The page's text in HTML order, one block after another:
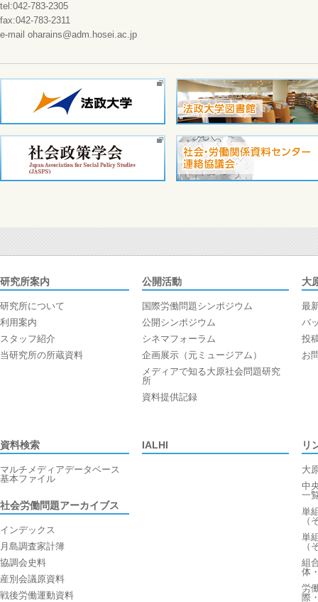
tel:042-783-2305
fax:042-783-2311
e-mail oharains@adm.hosei.ac.jp
研究所案内
研究所について
利用案内
スタッフ紹介
当研究所の所蔵資料
公開活動
国際労働問題シンポジウム
公開シンポジウム
シネマフォーラム
企画展示（元ミュージアム）
メディアで知る大原社会問題研究
所
資料提供記録
大
最
バ
投
お
資料検索
マルチメディアデータベース
基本ファイル
社会労働問題アーカイブス
インデックス
月島調査家計簿
協調会史料
産別会議原資料
戦後労働運動資料
IALHI リ
大
中
一
単
（
単
（
組
体
労
際